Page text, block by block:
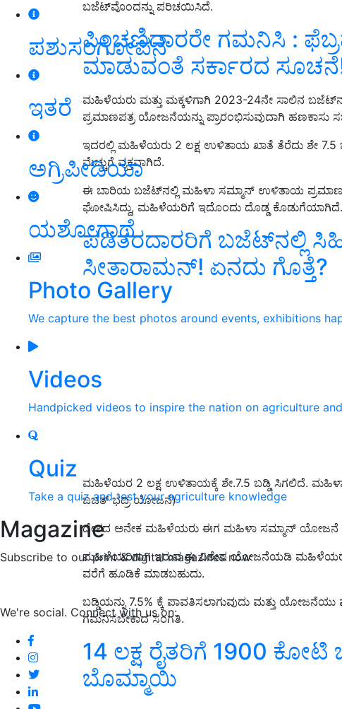
ಪಶುಸಂಗೋಪನೆ
ಇತರೆ
ಅಗ್ರಿಪೀಡಿಯಾ
ಯಶೋಗಾಥೆ
Photo Gallery
We capture the best photos around events, exhibitions
Videos
Handpicked videos to inspire the nation on agriculture
Quiz
Take a quiz and test your agriculture knowledge
Magazine
Subscribe to our print & digital magazines now
We're social. Connect with us on:
ಬಜೆಟ್‌ವೊಂದನ್ನು ಪರಿಚಯಿಸಿದೆ.
ಪಿಂಚಣಿದಾರರೇ ಗಮನಿಸಿ :
ಮಾಡುವಂತೆ ಸರ್ಕಾರದ
ಮಹಿಳೆಯರು ಮತ್ತು ಮಕ್ಕಳಿಗಾಗಿ 2023-24ನೇ ಸಾಲಿನ
ಪ್ರಮಾಣಪತ್ರ ಯೋಜನೆಯನ್ನು ಪ್ರಾರಂಭಿಸುವುದಾಗಿ
ಇದರಲ್ಲಿ ಮಹಿಳೆಯರು 2 ಲಕ್ಷ ಉಳಿತಾಯ ಖಾತೆ ತೆರೆದು ಶೇ
ಮೆಚ್ಚುಗೆ ವ್ಯಕ್ತವಾಗಿದೆ.
ಈ ಬಾರಿಯ ಬಜೆಟ್‌ನಲ್ಲಿ ಮಹಿಳಾ ಸಮ್ಮಾನ್ ಉಳಿತಾಯ
ಘೋಷಿಸಿದ್ದು, ಮಹಿಳೆಯರಿಗೆ ಇದೊಂದು ದೊಡ್ಡ ಕೊಡುಗೆಯಾಗಿದೆ.
ಪಡಿತರದಾರರಿಗೆ ಬಜೆಟ್‌ನಲ್ಲಿ
ಸೀತಾರಾಮನ್‌! ಏನದು ಗೊತ್ತೆ?
ಮಹಿಳೆಯರ 2 ಲಕ್ಷ ಉಳಿತಾಯಕ್ಕೆ ಶೇ.7.5 ಬಡ್ಡಿ ಸಿಗಲಿದೆ.
ಬಚತ್ ಭದ್ರ ಯೋಜನೆ)
ದೇಶದ ಅನೇಕ ಮಹಿಳೆಯರು ಈಗ ಮಹಿಳಾ ಸಮ್ಮಾನ್
ಮಹಿಳೆಯರಿಗಾಗಿ ಇರುವ ಈ ವಿಶೇಷ ಯೋಜನೆಯಡಿ ಮಹಿಳೆಯರು
ವರೆಗೆ ಹೂಡಿಕೆ ಮಾಡಬಹುದು.
ಬಡ್ಡಿಯನ್ನು 7.5% ಕ್ಕೆ ಪಾವತಿಸಲಾಗುವುದು ಮತ್ತು
ಗಮನಿಸಬೇಕಾದ ಸಂಗತಿ.
14 ಲಕ್ಷ ರೈತರಿಗೆ 1900
ಬೊಮ್ಮಾಯಿ